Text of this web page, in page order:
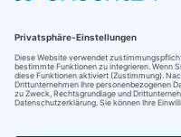
KONTAKT
NOTRUFE & HOTLINES
STADTANZEIGER
PRESSE